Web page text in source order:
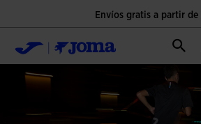
Envíos gratis a partir de